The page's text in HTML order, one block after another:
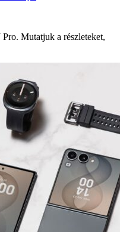
Mutatjuk a részleteket,